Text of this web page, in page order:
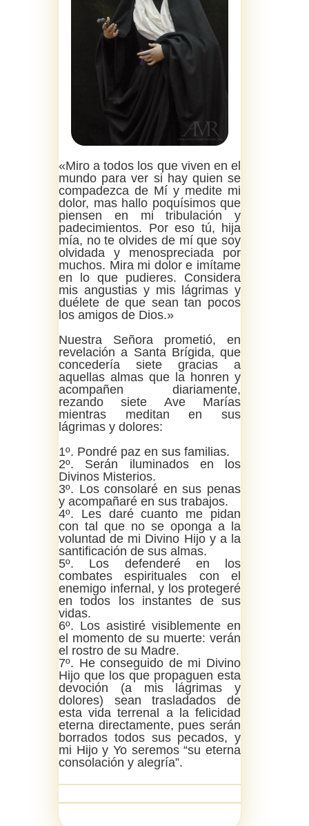
«Miro a todos los que viven en el
mundo para ver si hay quien se
compadezca de Mí y medite mi
dolor, mas hallo poquísimos que
piensen en mi tribulación y
padecimientos. Por eso tú, hija
mía, no te olvides de mí que soy
olvidada y menospreciada por
muchos. Mira mi dolor e imítame
en lo que pudieres. Considera
mis angustias y mis lágrimas y
duélete de que sean tan pocos
los amigos de Dios.»
Nuestra Señora prometió, en
revelación a Santa Brígida, que
concedería siete gracias a
aquellas almas que la honren y
acompañen diariamente,
rezando siete Ave Marías
mientras meditan en sus
lágrimas y dolores:
1º. Pondré paz en sus familias.
2º. Serán iluminados en los
Divinos Misterios.
3º. Los consolaré en sus penas
y acompañaré en sus trabajos.
4º. Les daré cuanto me pidan
con tal que no se oponga a la
voluntad de mi Divino Hijo y a la
santificación de sus almas.
5º. Los defenderé en los
combates espirituales con el
enemigo infernal, y los protegeré
en todos los instantes de sus
vidas.
6º. Los asistiré visiblemente en
el momento de su muerte: verán
el rostro de su Madre.
7º. He conseguido de mi Divino
Hijo que los que propaguen esta
devoción (a mis lágrimas y
dolores) sean trasladados de
esta vida terrenal a la felicidad
eterna directamente, pues serán
borrados todos sus pecados, y
mi Hijo y Yo seremos “su eterna
consolación y alegría”.